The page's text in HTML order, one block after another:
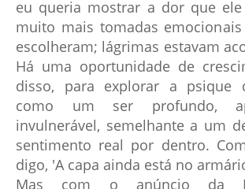
eu queria mostrar a dor que
muito mais tomadas
escolheram; lágrimas estavam
Há uma oportunidade de
disso, para explorar a psique
como um ser profundo,
invulnerável, semelhante a um
sentimento real por dentro.
digo, 'A capa ainda está no
Mas com o anúncio da